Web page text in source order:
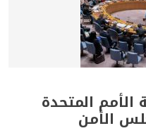
الأمم المتحدة
الأمن